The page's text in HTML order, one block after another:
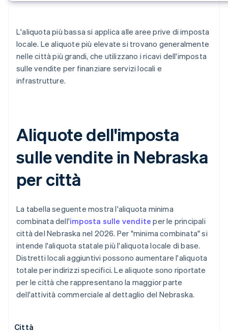
L'aliquota più bassa si applica alle aree prive di imposta
locale. Le aliquote più elevate si trovano generalmente
nelle città più grandi, che utilizzano i ricavi dell'imposta
sulle vendite per finanziare servizi locali e
infrastrutture.
Aliquote dell'imposta
sulle vendite in Nebraska
per città
La tabella seguente mostra l'aliquota minima
combinata dell'imposta sulle vendite per le principali
città del Nebraska nel 2026. Per "minima combinata" si
intende l'aliquota statale più l'aliquota locale di base.
Distretti locali aggiuntivi possono aumentare l'aliquota
totale per indirizzi specifici. Le aliquote sono riportate
per le città che rappresentano la maggior parte
dell'attività commerciale al dettaglio del Nebraska.
Città